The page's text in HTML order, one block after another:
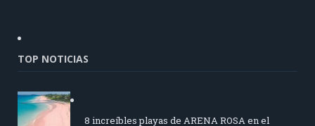
TOP NOTICIAS
8 increíbles playas de ARENA ROSA en el